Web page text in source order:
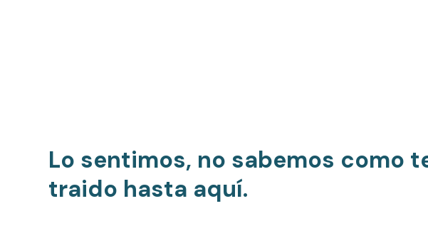
Lo sentimos, no sabemos como
traido hasta aquí.